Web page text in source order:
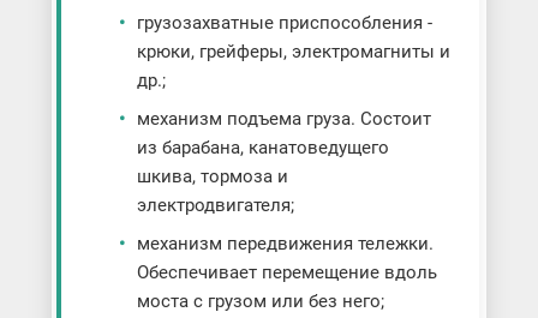
грузозахватные приспособления -
крюки, грейферы, электромагниты и
др.;
механизм подъема груза. Состоит
из барабана, канатоведущего
шкива, тормоза и
электродвигателя;
механизм передвижения тележки.
Обеспечивает перемещение вдоль
моста с грузом или без него;